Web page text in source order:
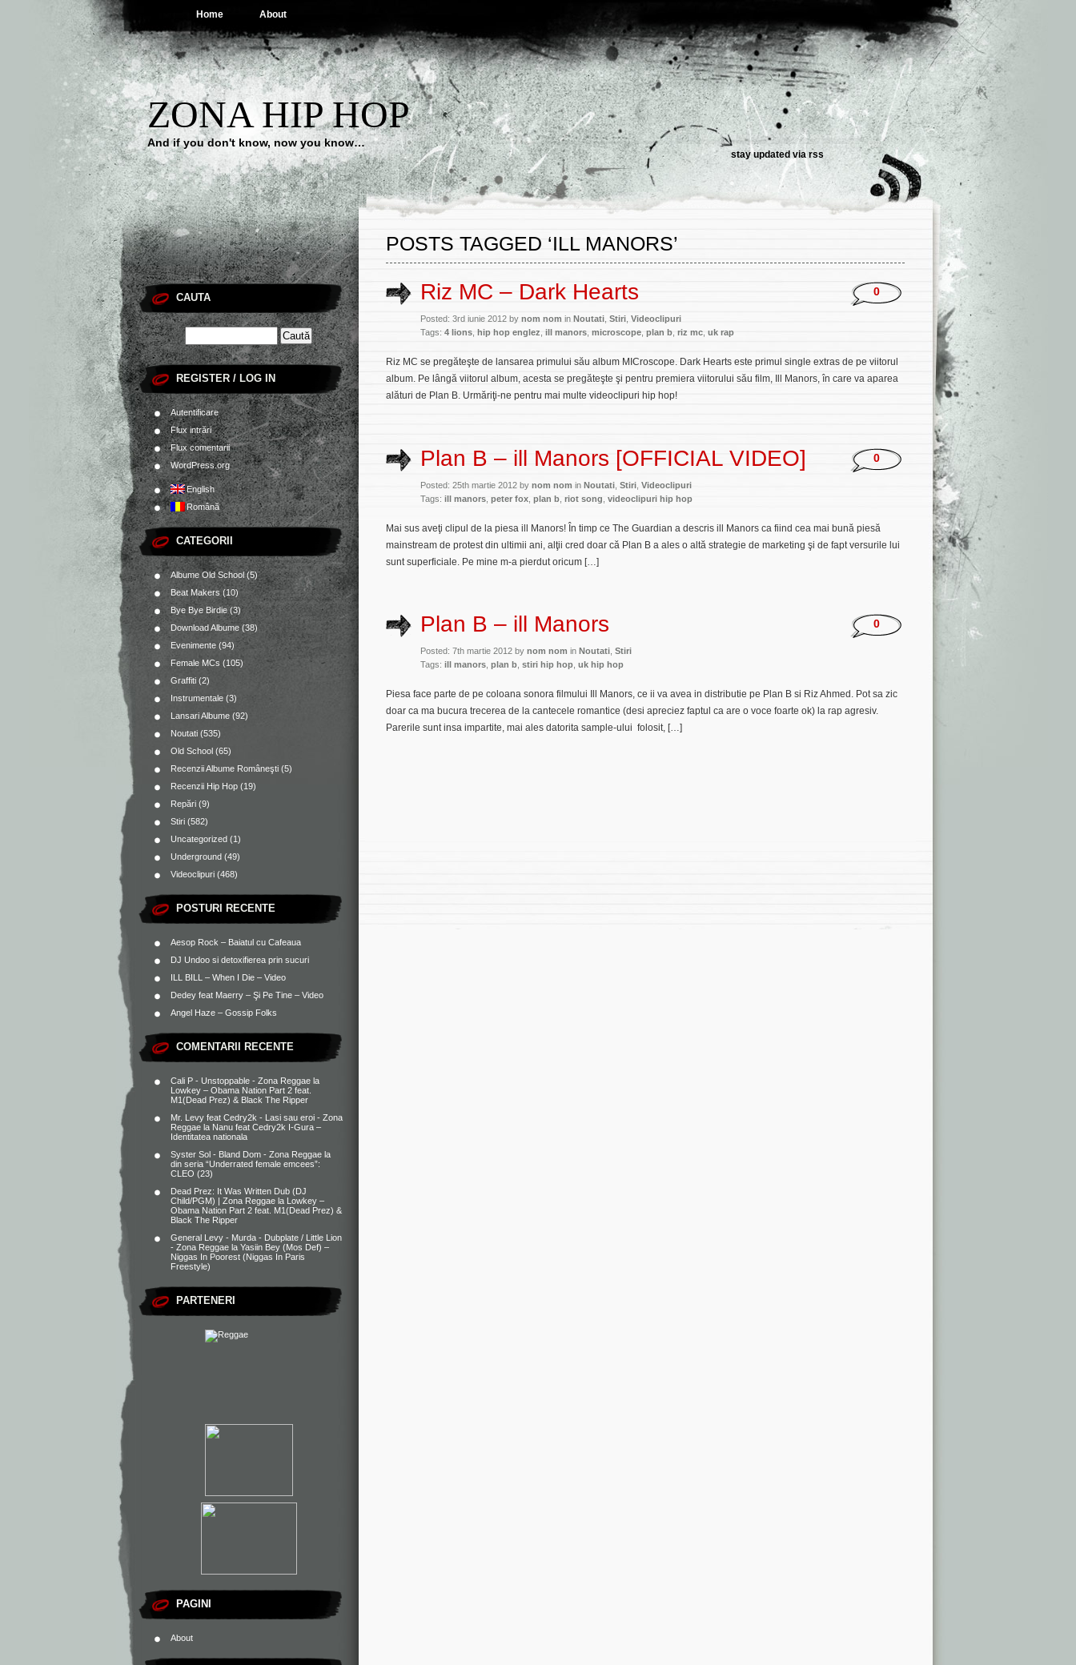
Home About
ZONA HIP HOP
And if you don't know, now you know…
stay updated viarss
CAUTA
REGISTER / LOG IN
Autentificare
Flux intrări
Flux comentarii
WordPress.org
English
Română
CATEGORII
Albume Old School(5)
Beat Makers(10)
Bye Bye Birdie(3)
Download Albume (38)
Evenimente (94)
Female MCs (105)
Graffiti (2)
Instrumentale (3)
Lansari Albume (92)
Noutati (535)
Old School (65)
Recenzii Albume Româneşti (5)
Recenzii Hip Hop (19)
Repări (9)
Stiri (582)
Uncategorized (1)
Underground (49)
Videoclipuri (468)
POSTURI RECENTE
Aesop Rock – Baiatul cu Cafeaua
DJ Undoo si detoxifierea prin sucuri
ILL BILL – When I Die – Video
Dedey feat Maerry – Şi Pe Tine – Video
Angel Haze – Gossip Folks
COMENTARII RECENTE
Cali P - Unstoppable - Zona Reggae la
Lowkey – Obama Nation Part 2 feat.
M1(Dead Prez) & Black The Ripper
Mr. Levy feat Cedry2k - Lasi sau eroi - Zona
Reggae la Nanu feat Cedry2k I-Gura –
Identitatea nationala
Syster Sol - Bland Dom - Zona Reggae la
din seria “Underrated female emcees”:
CLEO (23)
Dead Prez: It Was Written Dub (DJ
Child/PGM) | Zona Reggae la Lowkey –
Obama Nation Part 2 feat. M1(Dead Prez) &
Black The Ripper
General Levy - Murda - Dubplate / Little Lion
- Zona Reggae la Yasiin Bey (Mos Def) –
Niggas In Poorest (Niggas In Paris
Freestyle)
PARTENERI
PAGINI
About
POSTS TAGGED ‘ILL MANORS’
Riz MC – Dark Hearts
Posted: 3rd iunie 2012 by nom nom in Noutati Stiri Videoclipuri
Tags: 4 lions hip hop englez ill manors microscope plan b riz mc uk rap
0
Riz MC se pregăteşte de lansarea primului său album MICroscope. Dark Hearts este primul single extras de pe viitorul
album. Pe lângă viitorul album, acesta se pregăteşte şi pentru premiera viitorului său film, Ill Manors, în care va aparea
alături de Plan B. Urmăriţi-ne pentru mai multe videoclipuri hip hop!
Plan B – ill Manors [OFFICIAL VIDEO]
Posted: 25th martie 2012 by nom nom in Noutati Stiri Videoclipuri
Tags: ill manors peter fox plan b riot song videoclipuri hip hop
0
Mai sus aveţi clipul de la piesa ill Manors! În timp ce The Guardian a descris ill Manors ca fiind cea mai bună piesă
mainstream de protest din ultimii ani, alţii cred doar că Plan B a ales o altă strategie de marketing şi de fapt versurile lui
sunt superficiale. Pe mine m-a pierdut oricum […]
Plan B – ill Manors
Posted: 7th martie 2012 by nom nom in Noutati Stiri
Tags: ill manors plan b stiri hip hop uk hip hop
0
Piesa face parte de pe coloana sonora filmului Ill Manors, ce ii va avea in distributie pe Plan B si Riz Ahmed. Pot sa zic
doar ca ma bucura trecerea de la cantecele romantice (desi apreciez faptul ca are o voce foarte ok) la rap agresiv.
Parerile sunt insa impartite, mai ales datorita sample-ului folosit, […]